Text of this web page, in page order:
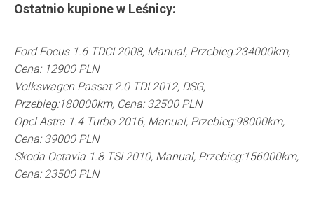
Ostatnio kupione w Leśnicy:
Ford Focus 1.6 TDCI 2008, Manual, Przebieg:234000km,
Cena: 12900 PLN
Volkswagen Passat 2.0 TDI 2012, DSG,
Przebieg:180000km, Cena: 32500 PLN
Opel Astra 1.4 Turbo 2016, Manual, Przebieg:98000km,
Cena: 39000 PLN
Skoda Octavia 1.8 TSI 2010, Manual, Przebieg:156000km,
Cena: 23500 PLN